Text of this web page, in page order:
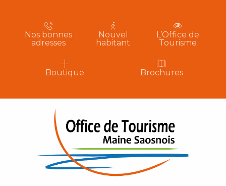
Nos bonnes
adresses
Nouvel
habitant
L’Office de
Tourisme
Boutique Brochures